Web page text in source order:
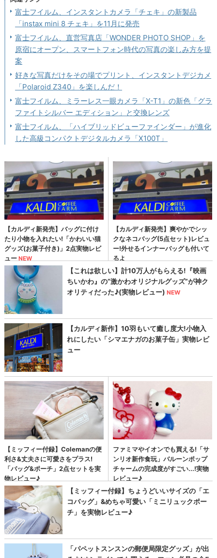
富士フイルム、インスタントカメラ「チェキ」の新製品
「instax mini 8 チェキ」を11月に発売
富士フイルム、直営写真店「WONDER PHOTO SHOP」を
原宿にオープン、スマートフォン時代の写真の楽しみ方を提
案
好きな写真だけをその場でプリント、インスタントデジカメ
「Polaroid Z340」を楽しんだ！
富士フイルム、ミラーレス一眼カメラ「X-T1」の新色「グラ
ファイトシルバー エディション」と交換レンズ
富士フイルム、「ハイブリッドビューファインダー」が進化
した高級コンパクトデジタルカメラ「X100T」